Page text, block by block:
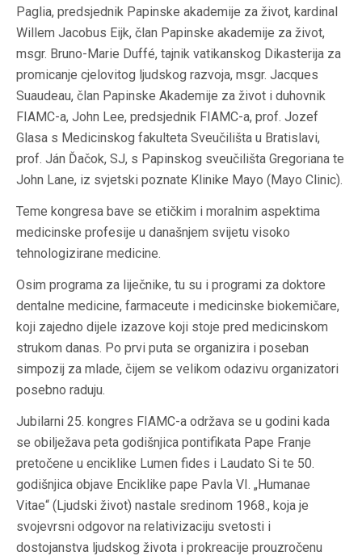
Paglia, predsjednik Papinske akademije za život, kardinal
Willem Jacobus Eijk, član Papinske akademije za život,
msgr. Bruno-Marie Duffé, tajnik vatikanskog Dikasterija za
promicanje cjelovitog ljudskog razvoja, msgr. Jacques
Suaudeau, član Papinske Akademije za život i duhovnik
FIAMC-a, John Lee, predsjednik FIAMC-a, prof. Jozef
Glasa s Medicinskog fakulteta Sveučilišta u Bratislavi,
prof. Ján Ďačok, SJ, s Papinskog sveučilišta Gregoriana te
John Lane, iz svjetski poznate Klinike Mayo (Mayo Clinic).
Teme kongresa bave se etičkim i moralnim aspektima
medicinske profesije u današnjem svijetu visoko
tehnologizirane medicine.
Osim programa za liječnike, tu su i programi za doktore
dentalne medicine, farmaceute i medicinske biokemičare,
koji zajedno dijele izazove koji stoje pred medicinskom
strukom danas. Po prvi puta se organizira i poseban
simpozij za mlade, čijem se velikom odazivu organizatori
posebno raduju.
Jubilarni 25. kongres FIAMC-a održava se u godini kada
se obilježava peta godišnjica pontifikata Pape Franje
pretočene u enciklike Lumen fides i Laudato Si te 50.
godišnjica objave Enciklike pape Pavla VI. „Humanae
Vitae“ (Ljudski život) nastale sredinom 1968., koja je
svojevrsni odgovor na relativizaciju svetosti i
dostojanstva ljudskog života i prokreacije prouzročenu